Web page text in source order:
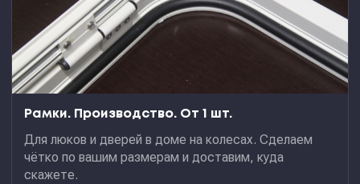
Рамки. Производство. От 1 шт.
Для люков и дверей в доме на колесах. Сделаем
чётко по вашим размерам и доставим, куда
скажете.